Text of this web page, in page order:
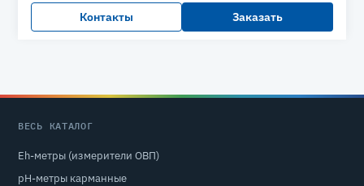
Контакты Заказать
ВЕСЬ КАТАЛОГ
Eh-метры (измерители ОВП)
pH-метры карманные